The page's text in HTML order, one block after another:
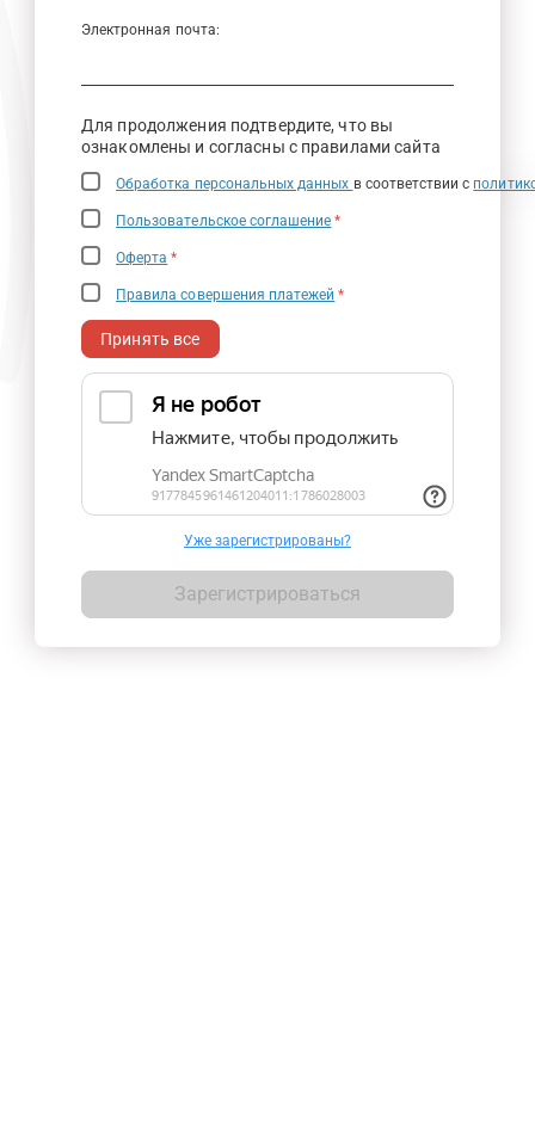
Электронная почта:
Для продолжения подтвердите, что вы
ознакомлены и согласны с правилами сайта
Обработка персональных данных в соответствии с
Пользовательское соглашение *
Оферта *
Правила совершения платежей *
Принять все
Уже зарегистрированы?
Зарегистрироваться